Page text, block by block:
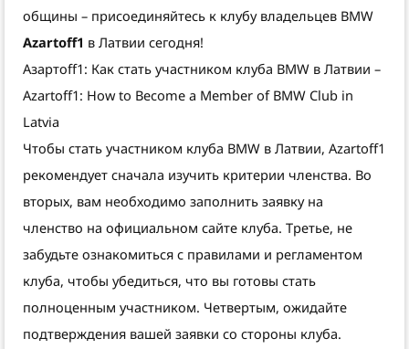
общины – присоединяйтесь к клубу владельцев BMW
Azartoff1 в Латвии сегодня!
Азартоff1: Как стать участником клуба BMW в Латвии –
Azartoff1: How to Become a Member of BMW Club in
Latvia
Чтобы стать участником клуба BMW в Латвии, Azartoff1
рекомендует сначала изучить критерии членства. Во
вторых, вам необходимо заполнить заявку на
членство на официальном сайте клуба. Третье, не
забудьте ознакомиться с правилами и регламентом
клуба, чтобы убедиться, что вы готовы стать
полноценным участником. Четвертым, ожидайте
подтверждения вашей заявки со стороны клуба.